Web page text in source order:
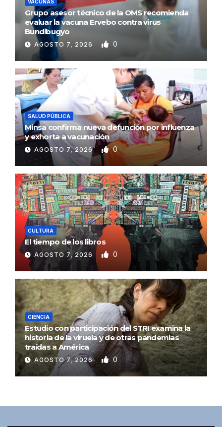
VACUNAS
Grupo asesor técnico de la OMS recomienda
evaluar la vacuna Ervebo contra virus
Bundibugyo
AGOSTO 7, 2026 0
SALUD PÚBLICA
Minsa confirma nueva defunción por influenza
y exhorta a vacunación
AGOSTO 7, 2026 0
CULTURA
El tiempo de los libros
AGOSTO 7, 2026 0
CIENCIA
Estudio con participación del STRI examina la
historia de la viruela y de otras pandemias
traídas a América
AGOSTO 7, 2026 0